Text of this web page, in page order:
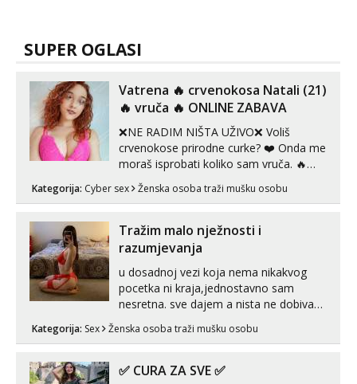
SUPER OGLASI
Vatrena ‎️‍🔥 crvenokosa Natali (21)
‎️‍🔥 vruča‎ ️‍🔥 ONLINE ZABAVA
❌NE RADIM NIŠTA UŽIVO❌ Voliš
crvenokose prirodne curke? ❤️ Onda me
moraš isprobati koliko sam vruča.‎ ️‍🔥
MLADA vražica koja ima 100%
prorodne grudi, 💦 Misli su mi uvijek
U mojoj raznolikoj ponudi možeš
pranaći nešto po svojoj mjeri. Sexi videa
s kolegica...
Kategorija: Cyber sex Ženska osoba traži mušku osobu
Tražim malo nježnosti i
razumjevanja
u dosadnoj vezi koja nema nikakvog
pocetka ni kraja,jednostavno sam
nesretna. sve dajem a nista ne dobivam
zadovoljiti moje potrebe,ne trazim puno
volim njezan seks i njezne poljupce po
Kategorija: Sex Ženska osoba traži mušku osobu
✅ CURA ZA SVE ✅